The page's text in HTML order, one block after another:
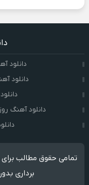
دانلود
دانلود
دانلود آهنگ
تمامی حقوق مطالب
برداری